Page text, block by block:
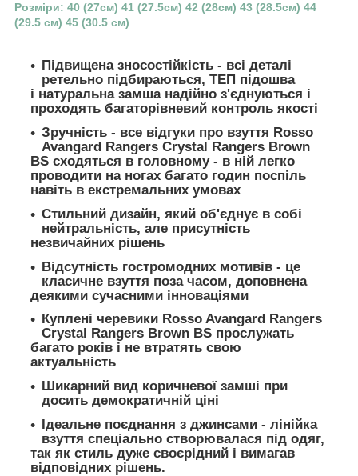
Розміри: 40 (27см) 41 (27.5см) 42 (28см) 43 (28.5см) 44
(29.5 см) 45 (30.5 см)
Підвищена зносостійкість - всі деталі
ретельно підбираються, ТЕП підошва
і натуральна замша надійно з'єднуються і
проходять багаторівневий контроль якості
Зручність - все відгуки про взуття Rosso
Avangard Rangers Crystal Rangers Brown
BS сходяться в головному - в ній легко
проводити на ногах багато годин поспіль
навіть в екстремальних умовах
Стильний дизайн, який об'єднує в собі
нейтральність, але присутність
незвичайних рішень
Відсутність гостромодних мотивів - це
класичне взуття поза часом, доповнена
деякими сучасними інноваціями
Куплені черевики Rosso Avangard Rangers
Crystal Rangers Brown BS прослужать
багато років і не втратять свою
актуальність
Шикарний вид коричневої замші при
досить демократичній ціні
Ідеальне поєднання з джинсами - лінійка
взуття спеціально створювалася під одяг,
так як стиль дуже своєрідний і вимагав
відповідних рішень.